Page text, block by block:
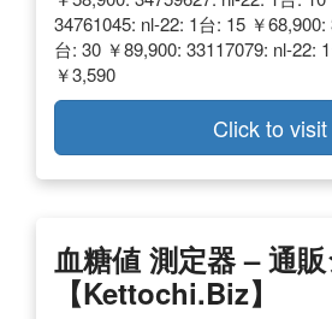
34761045: nl-22: 1台: 15 ￥68,900:
台: 30 ￥89,900: 33117079: nl-22:
￥3,590
Click to visit
血糖値 測定器 – 通
【Kettochi.biz】